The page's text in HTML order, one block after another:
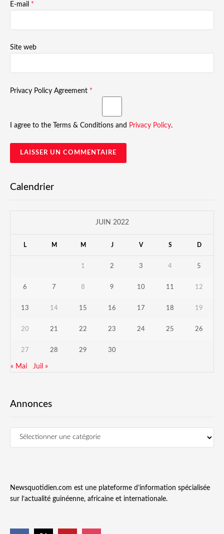
E-mail *
Site web
Privacy Policy Agreement *
I agree to the Terms & Conditions and Privacy Policy.
Calendrier
JUIN 2022
L M M J V S D
1 2 3 4 5
6 7 8 9 10 11 12
13 14 15 16 17 18 19
20 21 22 23 24 25 26
27 28 29 30
« Mai Juil »
Annonces
Newsquotidien.com est une plateforme d’information spécialisée
sur l’actualité guinéenne, africaine et internationale.